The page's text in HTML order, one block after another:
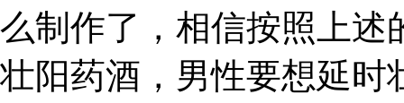
么制作了，相信按照上述
壮阳药酒，男性要想延时